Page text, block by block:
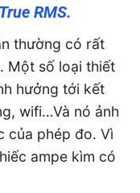
RMS.
thường có rất
Một số loại thiết
hưởng tới kết
wifi…Và nó ảnh
của phép đo. Vì
ampe kìm có